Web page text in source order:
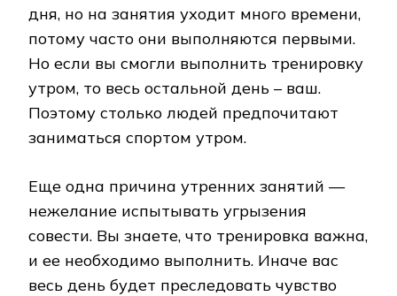
дня, но на занятия уходит много времени,
потому часто они выполняются первыми.
Но если вы смогли выполнить тренировку
утром, то весь остальной день – ваш.
Поэтому столько людей предпочитают
заниматься спортом утром.
Еще одна причина утренних занятий —
нежелание испытывать угрызения
совести. Вы знаете, что тренировка важна,
и ее необходимо выполнить. Иначе вас
весь день будет преследовать чувство